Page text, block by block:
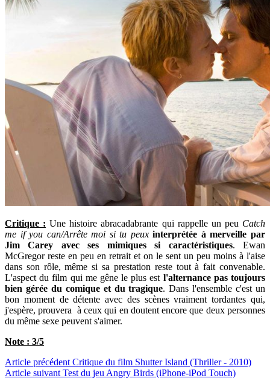
Critique : Une histoire abracadabrante qui rappelle un peu Catch
me if you can/Arrête moi si tu peux interprétée à merveille par
Jim Carey avec ses mimiques si caractéristiques. Ewan
McGregor reste en peu en retrait et on le sent un peu moins à l'aise
dans son rôle, même si sa prestation reste tout à fait convenable.
L'aspect du film qui me gêne le plus est l'alternance pas toujours
bien gérée du comique et du tragique. Dans l'ensemble c'est un
bon moment de détente avec des scènes vraiment tordantes qui,
j'espère, prouvera à ceux qui en doutent encore que deux personnes
du même sexe peuvent s'aimer.
Note : 3/5
Article précédent Critique du film Shutter Island (Thriller - 2010)
Article suivant Test du jeu Angry Birds (iPhone-iPod Touch)